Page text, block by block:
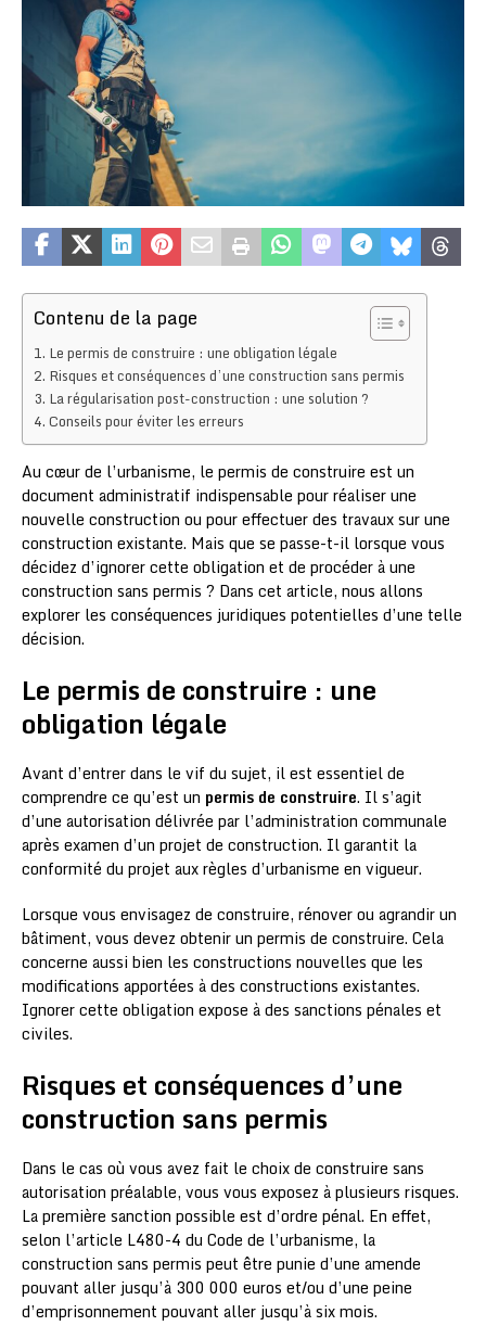
Contenu de la page
Le permis de construire : une obligation légale
Risques et conséquences d’une construction sans permis
La régularisation post-construction : une solution ?
Conseils pour éviter les erreurs
Au cœur de l’urbanisme, le permis de construire est un
document administratif indispensable pour réaliser une
nouvelle construction ou pour effectuer des travaux sur une
construction existante. Mais que se passe-t-il lorsque vous
décidez d’ignorer cette obligation et de procéder à une
construction sans permis ? Dans cet article, nous allons
explorer les conséquences juridiques potentielles d’une telle
décision.
Le permis de construire : une
obligation légale
Avant d’entrer dans le vif du sujet, il est essentiel de
comprendre ce qu’est un permis de construire. Il s’agit
d’une autorisation délivrée par l’administration communale
après examen d’un projet de construction. Il garantit la
conformité du projet aux règles d’urbanisme en vigueur.
Lorsque vous envisagez de construire, rénover ou agrandir un
bâtiment, vous devez obtenir un permis de construire. Cela
concerne aussi bien les constructions nouvelles que les
modifications apportées à des constructions existantes.
Ignorer cette obligation expose à des sanctions pénales et
civiles.
Risques et conséquences d’une
construction sans permis
Dans le cas où vous avez fait le choix de construire sans
autorisation préalable, vous vous exposez à plusieurs risques.
La première sanction possible est d’ordre pénal. En effet,
selon l’article L480-4 du Code de l’urbanisme, la
construction sans permis peut être punie d’une amende
pouvant aller jusqu’à 300 000 euros et/ou d’une peine
d’emprisonnement pouvant aller jusqu’à six mois.